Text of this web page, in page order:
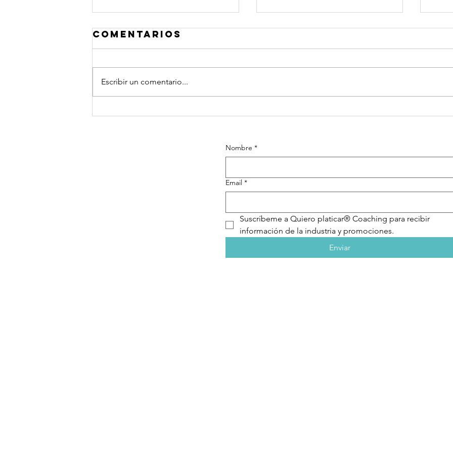
Paso 6 para
Paso 5 para
Comentarios
Escribir un comentario...
Nombre *
Email *
Suscríbeme a Quiero platicar® Coaching para recibir
información de la industria y promociones.
Enviar